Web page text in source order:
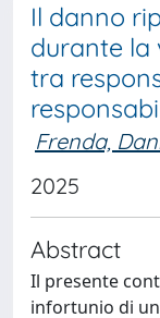
Il danno
durante la
tra
Frenda,
2025
Abstract
Il presente
infortunio di